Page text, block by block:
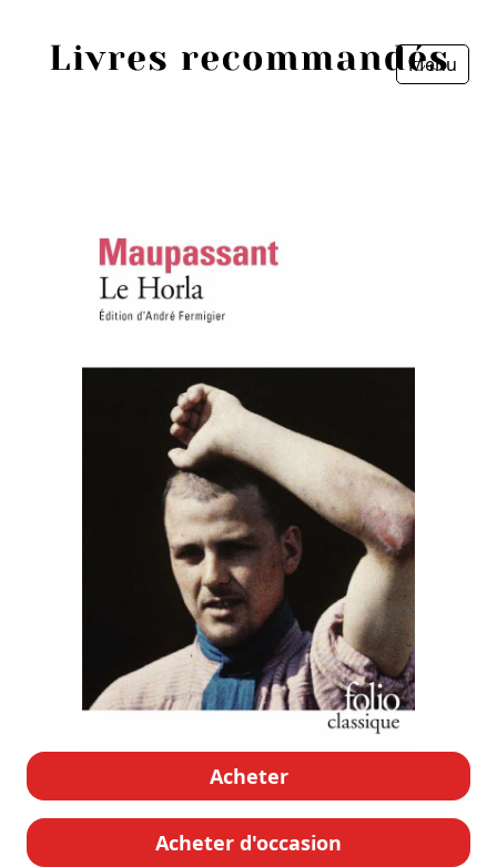
Menu
Acheter
Acheter d'occasion
Sources
Personnes
Livres
Livres les plus recommandés
Prix littéraires
Fermer